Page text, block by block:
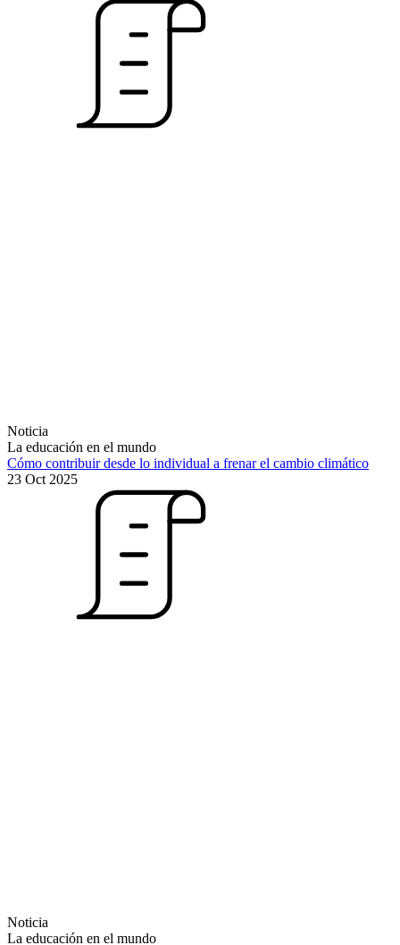
Noticia
La educación en el mundo
Cómo contribuir desde lo individual a frenar el cambio climático
23 Oct 2025
Noticia
La educación en el mundo